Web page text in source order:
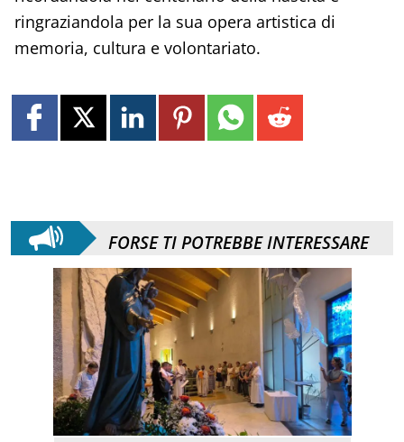
ringraziandola per la sua opera artistica di
memoria, cultura e volontariato.
FORSE TI POTREBBE INTERESSARE